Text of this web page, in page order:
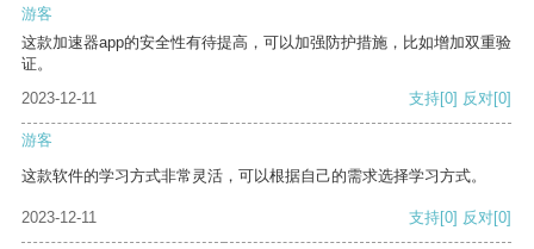
游客
这款加速器app的安全性有待提高，可以加强防护措施，比如增加双重验
证。
2023-12-11
支持[0] 反对[0]
游客
这款软件的学习方式非常灵活，可以根据自己的需求选择学习方式。
2023-12-11 支持[0] 反对[0]